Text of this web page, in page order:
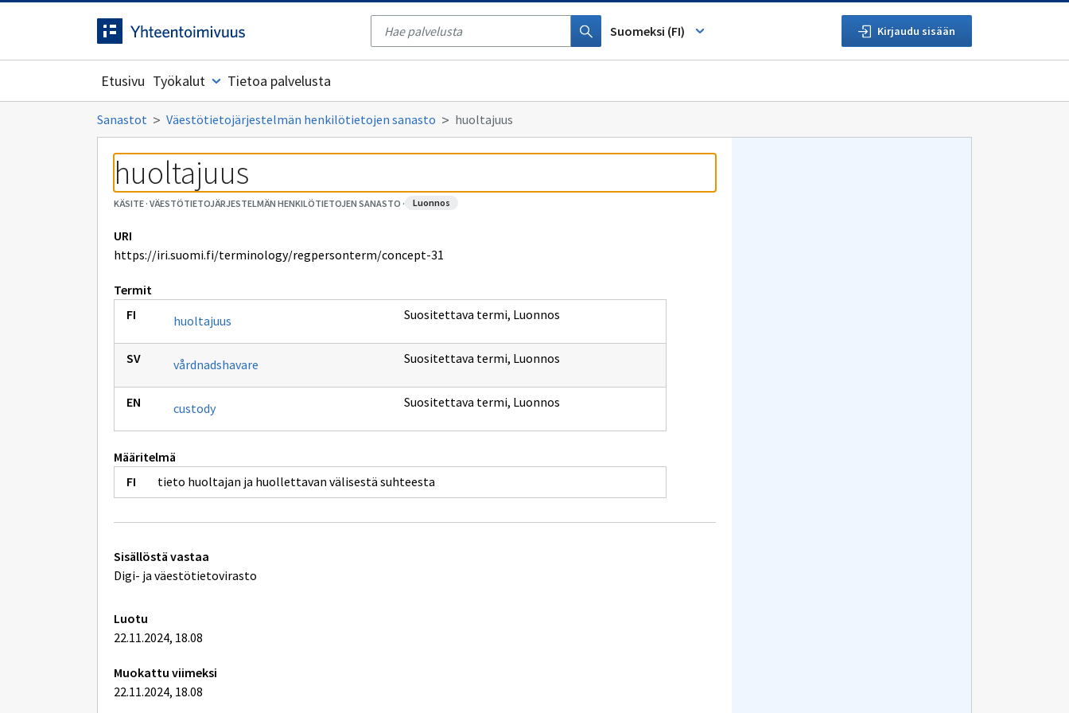
Siirrytty
Tyhjennä
haku
Suomeksi (FI) Kirjaudu sisään
Etusivu Työkalut Tietoa palvelusta
Sanastot Väestötietojärjestelmän henkilötietojen sanasto huoltajuus
huoltajuus
KÄSITE· VÄESTÖTIETOJÄRJESTELMÄN HENKILÖTIETOJEN SANASTO · luonnos
URI
https://iri.suomi.fi/terminology/regpersonterm/concept-31
Termit
huoltajuus
Suositettava termi, Luonnos
vårdnadshavare Suositettava termi, Luonnos
custody Suositettava termi, Luonnos
Määritelmä
tieto huoltajan ja huollettavan välisestä suhteesta
Tekniset
lisätiedot
Sisällöstä vastaa
Digi- ja väestötietovirasto
Luotu
22.11.2024, 18.08
Muokattu viimeksi
22.11.2024, 18.08